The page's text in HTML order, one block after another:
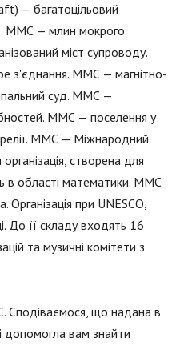
— багатоцільовий
ММС — млин мокрого
міст супроводу.
з'єднання. ММС — магнітно-
суд. ММС —
ММС — поселення у
ММС — Міжнародний
створена для
в області математики. ММС
при UNESCO,
До її складу входять 16
та музичні комітети з
Сподіваємося, що надана в
допомогла вам знайти